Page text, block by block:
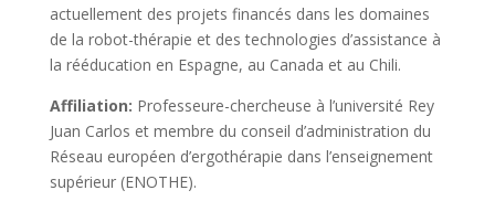
actuellement des projets financés dans les domaines
de la robot-thérapie et des technologies d’assistance à
la rééducation en Espagne, au Canada et au Chili.
Affiliation: Professeure-chercheuse à l’université Rey
Juan Carlos et membre du conseil d’administration du
Réseau européen d’ergothérapie dans l’enseignement
supérieur (ENOTHE).